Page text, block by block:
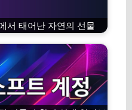
서 태어난 자연의 선물